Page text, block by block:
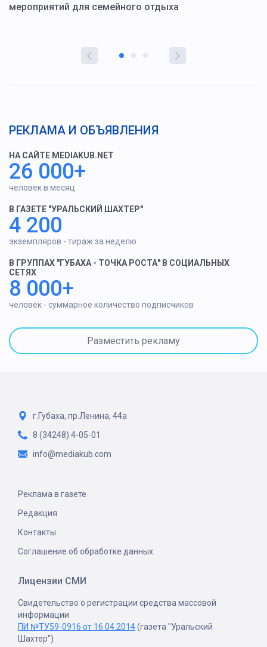
мероприятий для семейного отдыха
РЕКЛАМА И ОБЪЯВЛЕНИЯ
НА САЙТЕ MEDIAKUB.NET
26 000+
человек в месяц
В ГАЗЕТЕ "УРАЛЬСКИЙ ШАХТЕР"
4 200
экземпляров - тираж за неделю
В ГРУППАХ "ГУБАХА - ТОЧКА РОСТА" В СОЦИАЛЬНЫХ
СЕТЯХ
8 000+
человек - суммарное количество подписчиков
Разместить рекламу
г.Губаха, пр.Ленина, 44а
8 (34248) 4-05-01
info@mediakub.com
Реклама в газете
Редакция
Контакты
Соглашение об обработке данных
Лицензии СМИ
Свидетельство о регистрации средства массовой
информации
ПИ №ТУ59-0916 от 16.04.2014(газета "Уральский
Шахтер")